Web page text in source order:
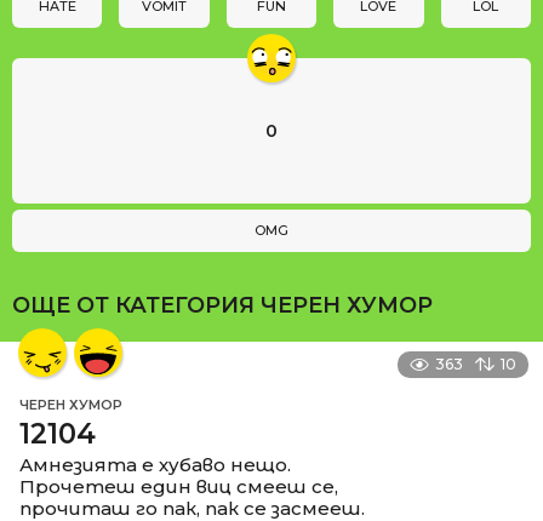
HATE VOMIT FUN LOVE LOL
0
OMG
ОЩЕ ОТ КАТЕГОРИЯ ЧЕРЕН ХУМОР
363 10
ЧЕРЕН ХУМОР
12104
Амнезията е хубаво нещо.
Прочетеш един виц смееш се,
прочиташ го пак, пак се засмееш.